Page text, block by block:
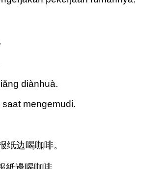
diànhuà.
mengemudi.
边喝咖啡。